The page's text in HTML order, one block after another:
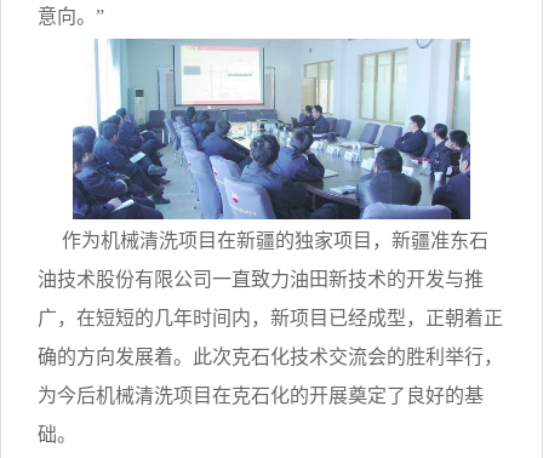
意向。”
作为机械清洗项目在新疆的独家项目，新疆准东石
油技术股份有限公司一直致力油田新技术的开发与推
广，在短短的几年时间内，新项目已经成型，正朝着正
确的方向发展着。此次克石化技术交流会的胜利举行，
为今后机械清洗项目在克石化的开展奠定了良好的基
础。